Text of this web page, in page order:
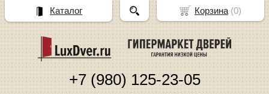
+7 (980) 125-23-05
Корзина(0)
Каталог